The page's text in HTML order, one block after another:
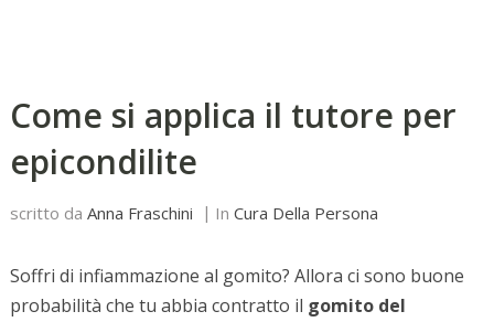
Come si applica il tutore per
epicondilite
scritto da Anna Fraschini In Cura Della Persona
Soffri di infiammazione al gomito? Allora ci sono buone
probabilità che tu abbia contratto il gomito del